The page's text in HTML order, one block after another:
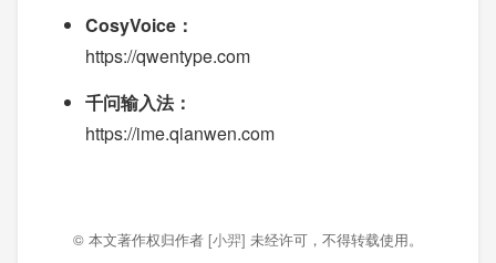
CosyVoice：
https://qwentype.com
千问输入法：
https://ime.qianwen.com
© 本文著作权归作者 [小羿] 未经许可，不得转载使用。